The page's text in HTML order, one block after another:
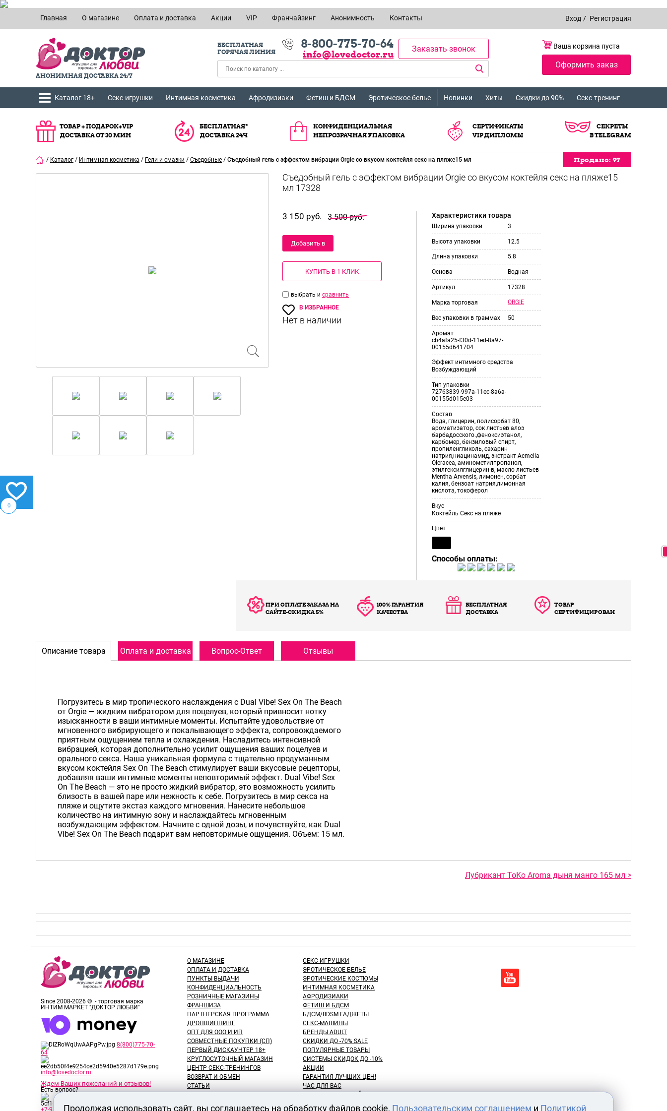
Главная О магазине Оплата и доставка Акции VIP Франчайзинг Анонимность Контакты Вход / Регистрация
АНОНИМНАЯ ДОСТАВКА 24/7
БЕСПЛАТНАЯ
ГОРЯЧАЯ ЛИНИЯ
8-800-775-70-64
info@lovedoctor.ru
Заказать звонок Ваша корзина пуста
Оформить заказ
Каталог 18+ Секс-игрушки Интимная косметика Афродизиаки Фетиш и БДСМ Эротическое белье Новинки Хиты Скидки до 90% Секс-тренинг
ТОВАР + ПОДАРОК+VIP
ДОСТАВКА ОТ 30 МИН
БЕСПЛАТНАЯ*
ДОСТАВКА 24Ч
КОНФИДЕНЦИАЛЬНАЯ
НЕПРОЗРАЧНАЯ УПАКОВКА
СЕРТИФИКАТЫ
VIP ДИПЛОМЫ
СЕКРЕТЫ
В TELEGRAM
/ Каталог / Интимная косметика / Гели и смазки / Съедобные / Съедобный гель с эффектом вибрации Orgie со вкусом коктейля секс на пляже15 мл Продано: 97
Продано: 97
Продано: 97
Продано: 97
Продано: 97
Продано: 97
Продано: 97
3 150 руб. 3 500 руб.
Добавить в
корзину
КУПИТЬ В 1 КЛИК
выбрать и сравнить
В ИЗБРАННОЕ
Характеристики товара
Ширина упаковки 3
Высота упаковки 12.5
Длина упаковки 5.8
Основа Водная
Артикул 17328
Марка торговая ORGIE
Вес упаковки в граммах 50
Аромат
cb4afa25-f30d-11ed-8a97-
00155d641704
Эффект интимного средства
Возбуждающий
Тип упаковки
72763839-997a-11ec-8a6a-
00155d015e03
Состав
Вода, глицерин, полисорбат 80,
ароматизатор, сок листьев алоэ
барбадосского.,феноксиэтанол,
карбомер, бензиловый спирт,
пропиленгликоль, сахарин
натрия,ниацинамид, экстракт Acmella
Oleracea, аминометилпропанол,
этилгексилглицерин-в, масло листьев
Mentha Arvensis, лимонен, сорбат
калия, бензоат натрия,лимонная
кислота, токоферол
Вкус
Коктейль Секс на пляже
Цвет
Способы оплаты:
ПРИ ОПЛАТЕ ЗАКАЗА НА
САЙТЕ-СКИДКА 5%
100% ГАРАНТИЯ
КАЧЕСТВА
БЕСПЛАТНАЯ
ДОСТАВКА
ТОВАР
СЕРТИФИЦИРОВАН
Описание товара Оплата и доставка Вопрос-Ответ Отзывы
Погрузитесь в мир тропического наслаждения с Dual Vibe! Sex On The Beach
от Orgie — жидким вибратором для поцелуев, который привносит нотку
изысканности в ваши интимные моменты. Испытайте удовольствие от
мгновенного вибрирующего и покалывающего эффекта, сопровождаемого
приятным ощущением тепла и охлаждения. Насладитесь интенсивной
вибрацией, которая дополнительно усилит ощущения ваших поцелуев и
орального секса. Наша уникальная формула с тщательно продуманным
вкусом коктейля Sex On The Beach стимулирует ваши вкусовые рецепторы,
добавляя ваши интимные моменты неповторимый эффект. Dual Vibe! Sex
On The Beach — это не просто жидкий вибратор, это возможность усилить
близость в вашей паре или нежность к себе. Погрузитесь в мир секса на
пляже и ощутите экстаз каждого мгновения. Нанесите небольшое
количество на интимную зону и наслаждайтесь мгновенным
возбуждающим эффектом. Начните с одной дозы, и почувствуйте, как Dual
Vibe! Sex On The Beach подарит вам неповторимые ощущения. Объем: 15 мл.
Лубрикант ToKo Aroma дыня манго 165 мл >
Since 2008-2026 © - торговая марка
ИНТИМ МАРКЕТ "ДОКТОР ЛЮБВИ"
8(800)775-70-
64
info@lovedoctor.ru
Ждем Ваших пожеланий и отзывов!
Есть вопрос?
+7-913-917-89-65
О МАГАЗИНЕ
ОПЛАТА И ДОСТАВКА
ПУНКТЫ ВЫДАЧИ
КОНФИДЕНЦИАЛЬНОСТЬ
РОЗНИЧНЫЕ МАГАЗИНЫ
ФРАНШИЗА
ПАРТНЕРСКАЯ ПРОГРАММА
ДРОПШИППИНГ
ОПТ ДЛЯ ООО И ИП
СОВМЕСТНЫЕ ПОКУПКИ (СП)
ПЕРВЫЙ ДИСКАУНТЕР 18+
КРУГЛОСУТОЧНЫЙ МАГАЗИН
ЦЕНТР СЕКС-ТРЕНИНГОВ
ВОЗВРАТ И ОБМЕН
СТАТЬИ
СЕКС ИГРУШКИ
ЭРОТИЧЕСКОЕ БЕЛЬЕ
ЭРОТИЧЕСКИЕ КОСТЮМЫ
ИНТИМНАЯ КОСМЕТИКА
АФРОДИЗИАКИ
ФЕТИШ И БДСМ
БДСМ/BDSM ГАДЖЕТЫ
СЕКС-МАШИНЫ
БРЕНДЫ ADULT
СКИДКИ ДО -70% SALE
ПОПУЛЯРНЫЕ ТОВАРЫ
СИСТЕМЫ СКИДОК ДО -10%
АКЦИИ
ГАРАНТИЯ ЛУЧШИХ ЦЕН!
ЧАС ДЛЯ ВАС
100 БОНУСНЫХ РУБЛЕЙ!
0
Продолжая использовать сайт, вы соглашаетесь на обработку файлов cookie, Пользовательским соглашением и Политикой